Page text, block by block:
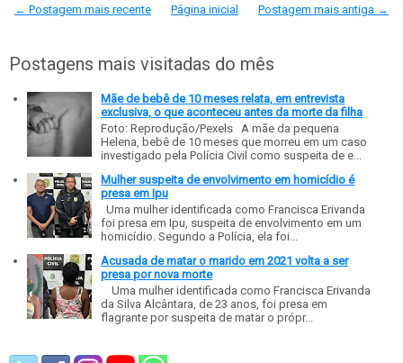
← Postagem mais recente Postagem mais antiga →
Página inicial
Postagens mais visitadas do mês
Mãe de bebê de 10 meses relata, em entrevista
exclusiva, o que aconteceu antes da morte da filha
Foto: Reprodução/Pexels A mãe da pequena
Helena, bebê de 10 meses que morreu em um caso
investigado pela Polícia Civil como suspeita de e...
Mulher suspeita de envolvimento em homicídio é
presa em Ipu
Uma mulher identificada como Francisca Erivanda
foi presa em Ipu, suspeita de envolvimento em um
homicídio. Segundo a Polícia, ela foi...
Acusada de matar o marido em 2021 volta a ser
presa por nova morte
Uma mulher identificada como Francisca Erivanda
da Silva Alcântara, de 23 anos, foi presa em
flagrante por suspeita de matar o própr...